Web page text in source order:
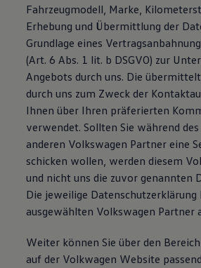
Fahrzeugmodell, Marke,
Erhebung und Übermittlung der
Grundlage eines
(Art. 6 Abs. 1 lit. b DSGVO) zur
Angebots durch uns. Die
durch uns zum Zweck der
Ihnen über Ihren präferierten
verwendet. Sollten Sie während
anderen Volkswagen Partner eine
schicken wollen, werden diesem
und nicht uns die zuvor genannten
Die jeweilige Datenschutzerklärung
ausgewählten Volkswagen Partner
Weiter können Sie über den
auf der Volkwagen Website